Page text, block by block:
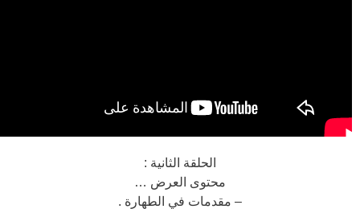
الحلقة الثانية :
محتوى العرض …
– مقدمات في الطهارة .